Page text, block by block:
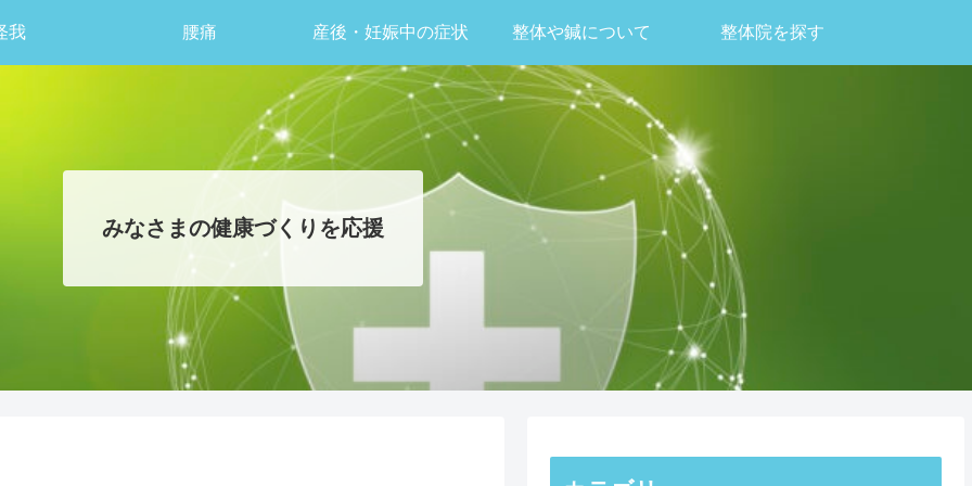
我 腰痛 産後・妊娠中の症状 整体や鍼について 整体院を探す
みなさまの健康づくりを応援